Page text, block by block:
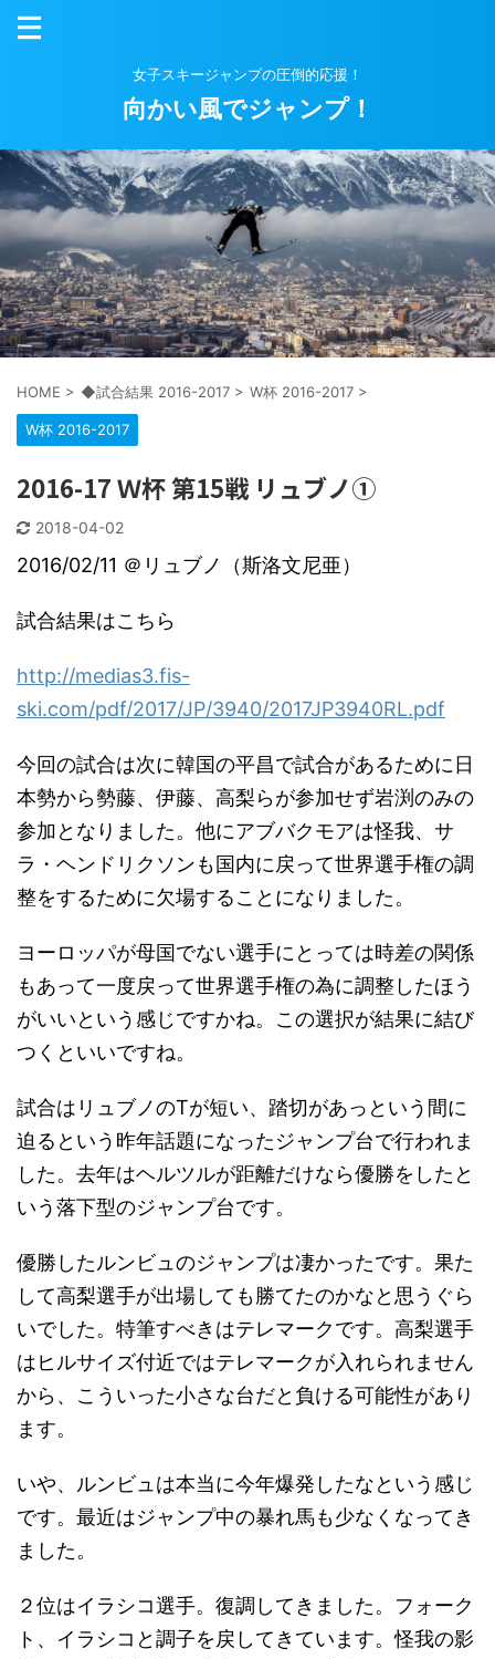
女子スキージャンプの圧倒的応援！
向かい風でジャンプ！
HOME > ◆試合結果 2016-2017 > W杯 2016-2017 >
W杯 2016-2017
2016-17 Ｗ杯 第15戦 リュブノ①
2018-04-02
2016/02/11 ＠リュブノ（斯洛文尼亜）
試合結果はこちら
http://medias3.fis-
ski.com/pdf/2017/JP/3940/2017JP3940RL.pdf
今回の試合は次に韓国の平昌で試合があるために日
本勢から勢藤、伊藤、高梨らが参加せず岩渕のみの
参加となりました。他にアブバクモアは怪我、サ
ラ・ヘンドリクソンも国内に戻って世界選手権の調
整をするために欠場することになりました。
ヨーロッパが母国でない選手にとっては時差の関係
もあって一度戻って世界選手権の為に調整したほう
がいいという感じですかね。この選択が結果に結び
つくといいですね。
試合はリュブノのTが短い、踏切があっという間に
迫るという昨年話題になったジャンプ台で行われま
した。去年はヘルツルが距離だけなら優勝をしたと
いう落下型のジャンプ台です。
優勝したルンビュのジャンプは凄かったです。果た
して高梨選手が出場しても勝てたのかなと思うぐら
いでした。特筆すべきはテレマークです。高梨選手
はヒルサイズ付近ではテレマークが入れられません
から、こういった小さな台だと負ける可能性があり
ます。
いや、ルンビュは本当に今年爆発したなという感じ
です。最近はジャンプ中の暴れ馬も少なくなってき
ました。
２位はイラシコ選手。復調してきました。フォーク
ト、イラシコと調子を戻してきています。怪我の影